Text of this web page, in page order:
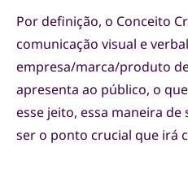
Por definição, o Conceito
comunicação visual e
empresa/marca/produto
apresenta ao público, o
esse jeito, essa maneira de
ser o ponto crucial que irá